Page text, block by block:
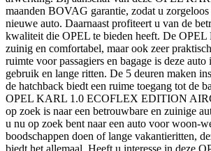
maanden BOVAG garantie, zodat u
nieuwe auto. Daarnaast profiteert u van de
kwaliteit die OPEL te bieden heeft. De
zuinig en comfortabel, maar ook zeer
ruimte voor passagiers en bagage is deze
gebruik en lange ritten. De 5 deuren maken
de hatchback biedt een ruime toegang tot de
OPEL KARL 1.0 ECOFLEX EDITION
op zoek is naar een betrouwbare en zuinige
u nu op zoek bent naar een auto voor woon-
boodschappen doen of lange vakantieritten,